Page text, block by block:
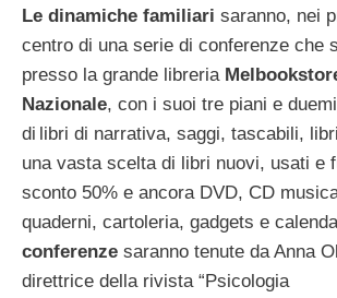
Le dinamiche familiari saranno, nei
centro di una serie di conferenze che
presso la grande libreria
Nazionale, con i suoi tre piani e
di libri di narrativa, saggi, tascabili,
una vasta scelta di libri nuovi, usati e
sconto 50% e ancora DVD, CD
quaderni, cartoleria, gadgets e
conferenze saranno tenute da Anna
direttrice della rivista “Psicologia